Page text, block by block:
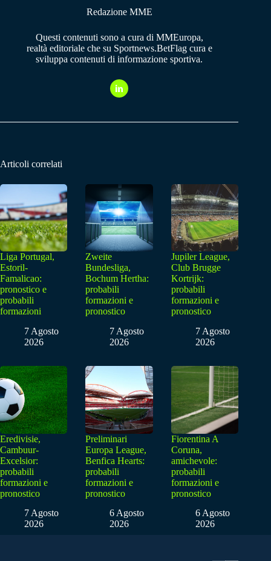
Redazione MME
Questi contenuti sono a cura di MMEuropa,
realtà editoriale che su Sportnews.BetFlag cura e
sviluppa contenuti di informazione sportiva.
Articoli correlati
Liga Portugal,
Estoril-
Famalicao:
pronostico e
probabili
formazioni
7 Agosto
2026
Zweite
Bundesliga,
Bochum Hertha:
probabili
formazioni e
pronostico
7 Agosto
2026
Jupiler League,
Club Brugge
Kortrijk:
probabili
formazioni e
pronostico
7 Agosto
2026
Eredivisie,
Cambuur-
Excelsior:
probabili
formazioni e
pronostico
7 Agosto
2026
Preliminari
Europa League,
Benfica Hearts:
probabili
formazioni e
pronostico
6 Agosto
2026
Fiorentina A
Coruna,
amichevole:
probabili
formazioni e
pronostico
6 Agosto
2026